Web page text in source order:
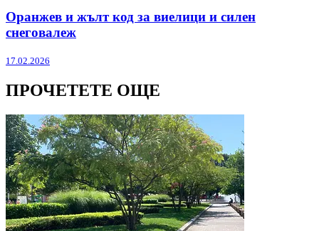
Оранжев и жълт код за виелици и силен
снеговалеж
17.02.2026
ПРОЧЕТЕТЕ ОЩЕ